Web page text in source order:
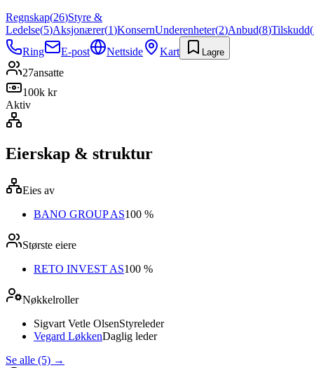
Regnskap(26)Styre &
Ledelse(5)Aksjonærer(1)KonsernUnderenheter(2)Anbud(8)Tilskudd(
Ring
E-post Nettside Kart Lagre
27ansatte
100k kr
Aktiv
Eierskap & struktur
Eies av
BANO GROUP AS100 %
Største eiere
RETO INVEST AS100 %
Nøkkelroller
Sigvart Vetle OlsenStyreleder
Vegard LøkkenDaglig leder
Se alle (5) →